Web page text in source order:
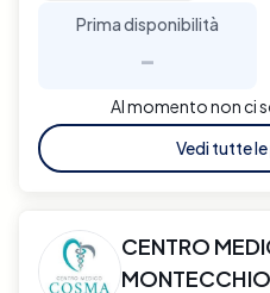
Prima disponibilità
-
Al momento non ci
Vedi tutte
CENTRO
MONTECCHIO